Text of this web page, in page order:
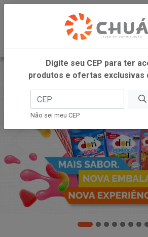
Digite seu CEP para ter
produtos e ofertas exclusivas
Não sei meu CEP